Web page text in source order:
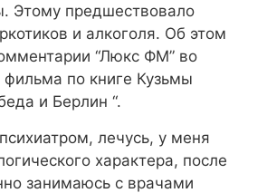
Этому предшествовало
и алкоголя. Об этом
“Люкс ФМ” во
по книге Кузьмы
и Берлин “.
лечусь, у меня
характера, после
занимаюсь с врачами